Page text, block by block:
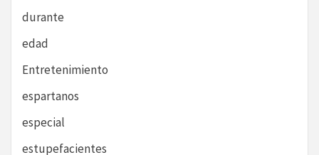
durante
edad
Entretenimiento
espartanos
especial
estupefacientes